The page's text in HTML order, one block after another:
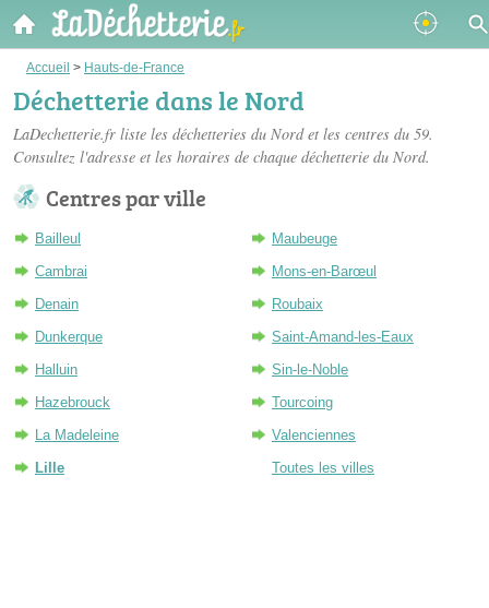
Accueil > Hauts-de-France
Déchetterie dans le Nord
LaDechetterie.fr liste les déchetteries du Nordet les centres du 59.
Consultez l'adresse et les horaires de chaque déchetterie du Nord.
Centres par ville
Bailleul
Cambrai
Denain
Dunkerque
Halluin
Hazebrouck
La Madeleine
Lille
Maubeuge
Mons-en-Barœul
Roubaix
Saint-Amand-les-Eaux
Sin-le-Noble
Tourcoing
Valenciennes
Toutes les villes